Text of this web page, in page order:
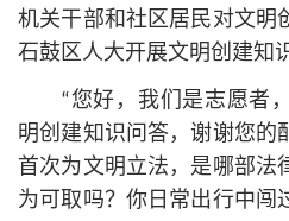
机关干部和社区居民对文明
石鼓区人大开展文明创建知
“您好，我们是志愿者
明创建知识问答，谢谢您的
首次为文明立法，是哪部法
为可取吗？你日常出行中闯